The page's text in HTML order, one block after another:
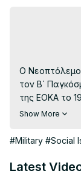
Ο
τον Β΄
της ΕΟΚΑ το
εμπλοκή του
https://
Show More
#Military #Social
Latest